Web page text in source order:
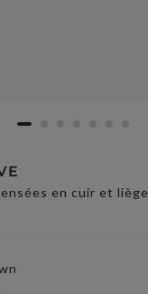
en cuir et liège